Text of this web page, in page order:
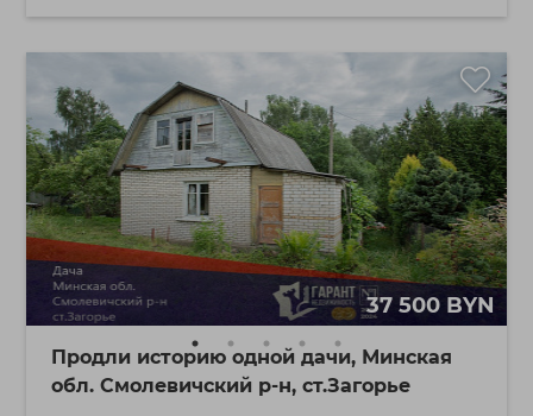
37 500 BYN
Продли историю одной дачи, Минская
обл. Смолевичский р-н, ст.Загорье